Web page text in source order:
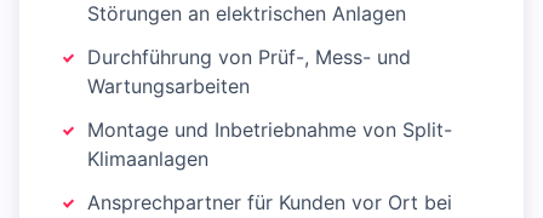
Störungen an elektrischen Anlagen
Durchführung von Prüf-, Mess- und
Wartungsarbeiten
Montage und Inbetriebnahme von Split-
Klimaanlagen
Ansprechpartner für Kunden vor Ort bei